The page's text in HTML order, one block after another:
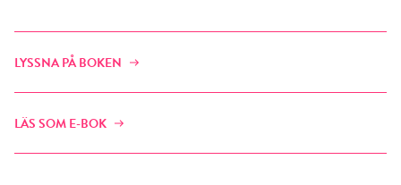
LYSSNA PÅ BOKEN
LÄS SOM E-BOK